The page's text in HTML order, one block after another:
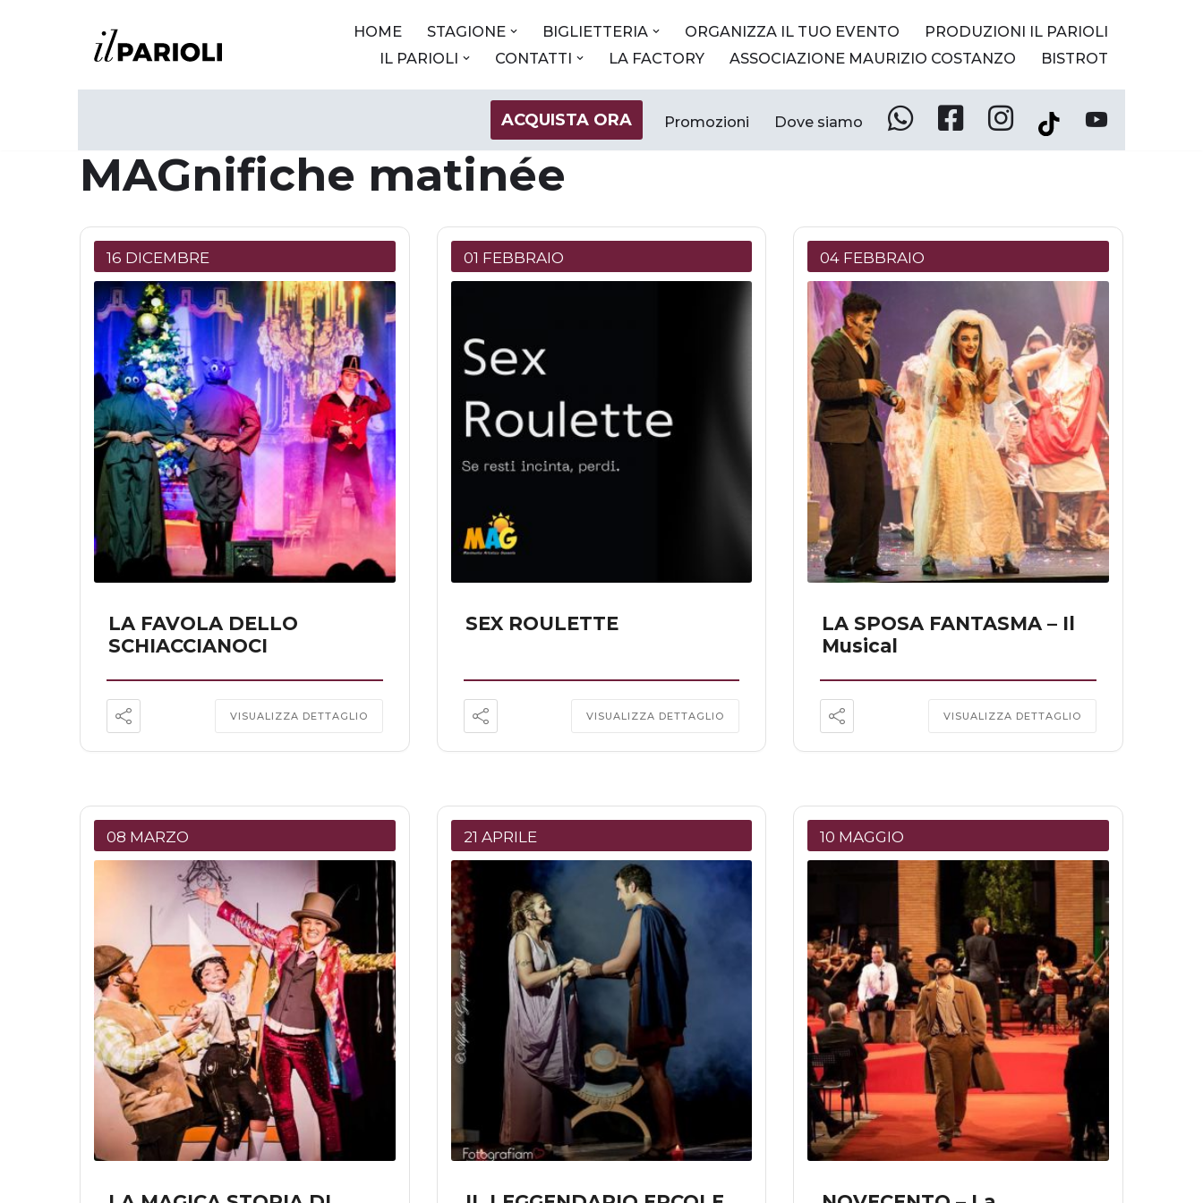
HOME STAGIONE BIGLIETTERIA ORGANIZZA IL TUO EVENTO
PRODUZIONI IL PARIOLI
IL PARIOLI
CONTATTI LA FACTORY ASSOCIAZIONE MAURIZIO COSTANZO BISTROT
ACQUISTA ORA Promozioni Dove siamo WhatsappFacebookInstagram
Tik
Tok
YouTube
MAGnifiche matinée
16 DICEMBRE
LA FAVOLA DELLO
SCHIACCIANOCI
VISUALIZZA DETTAGLIO
01 FEBBRAIO
SEX ROULETTE
VISUALIZZA DETTAGLIO
04 FEBBRAIO
LA SPOSA FANTASMA – Il
Musical
VISUALIZZA DETTAGLIO
08 MARZO 21 APRILE 10 MAGGIO